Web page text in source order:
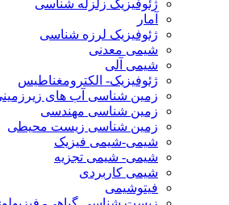
ژئوفیزیک زلزله شناسی
آمار
ژئوفیزیک لرزه شناسی
شیمی معدنی
شیمی آلی
ژئوفیزیک- الکترومغناطیس
زمین شناسی آب های
زمین شناسی مهندسی
زمین شناسی زیست محیطی
شیمی-شیمی فیزیک
شیمی- شیمی تجزیه
شیمی کاربردی
فیتوشیمی